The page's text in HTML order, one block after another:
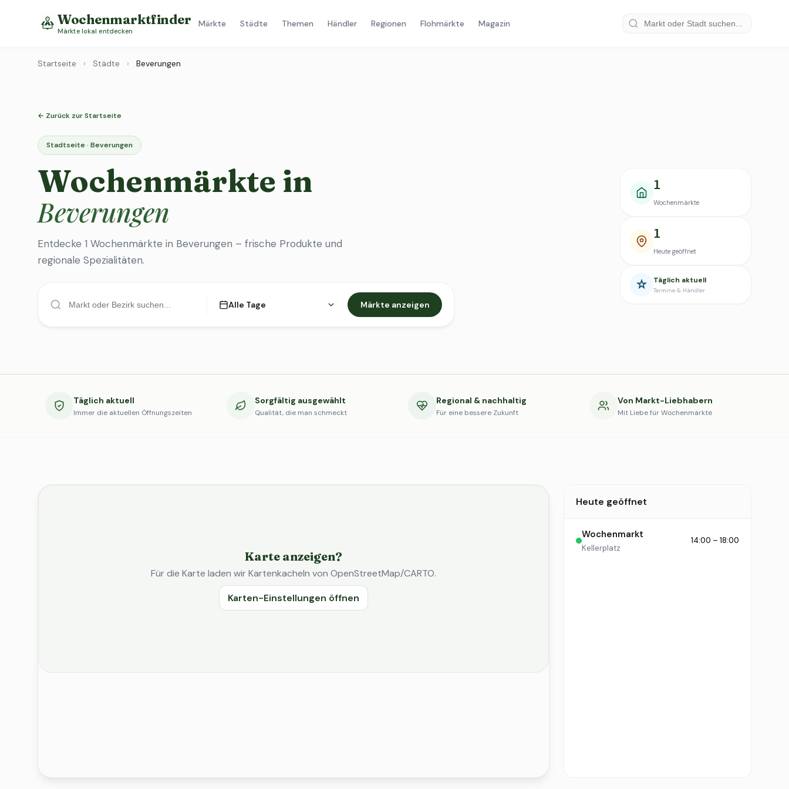
Wochenmarktfinder
Märkte lokal entdecken
Märkte Städte Themen Händler Regionen Flohmärkte Magazin
Startseite › Städte › Beverungen
← Zurück zur Startseite
Stadtseite · Beverungen
Wochenmärkte in
Beverungen
Entdecke 1 Wochenmärkte in Beverungen – frische Produkte und
regionale Spezialitäten.
Alle Tage Märkte anzeigen
1
Wochenmärkte
1
Heute geöffnet
Täglich aktuell
Termine & Händler
Täglich aktuell
Immer die aktuellen Öffnungszeiten
Sorgfältig ausgewählt
Qualität, die man schmeckt
Regional & nachhaltig
Für eine bessere Zukunft
Von Markt-Liebhabern
Mit Liebe für Wochenmärkte
Karte anzeigen?
Für die Karte laden wir Kartenkacheln von OpenStreetMap/CARTO.
Karten-Einstellungen öffnen
Heute geöffnet
Wochenmarkt
Kellerplatz
14:00 – 18:00